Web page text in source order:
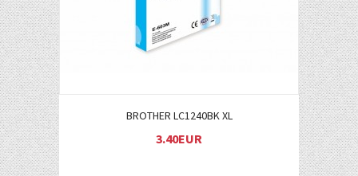
BROTHER LC1240BK XL
3.40EUR